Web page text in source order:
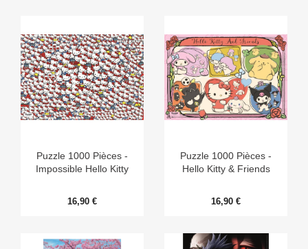
Puzzle 1000 Pièces -
Impossible Hello Kitty
16,90 €
Puzzle 1000 Pièces -
Hello Kitty & Friends
16,90 €